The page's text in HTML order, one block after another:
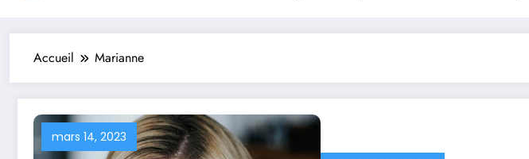
Accueil Marianne
mars 14, 2023